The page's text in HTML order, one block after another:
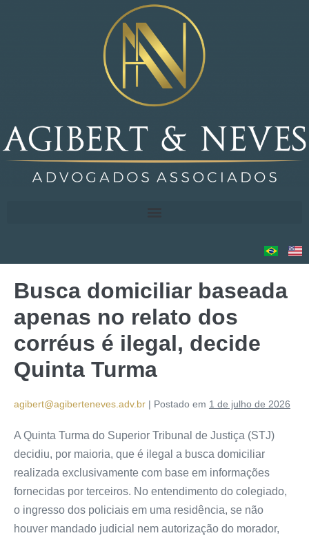
Busca domiciliar baseada
apenas no relato dos
corréus é ilegal, decide
Quinta Turma
agibert@agiberteneves.adv.br | Postado em 1 de julho de 2026
A Quinta Turma do Superior Tribunal de Justiça (STJ)
decidiu, por maioria, que é ilegal a busca domiciliar
realizada exclusivamente com base em informações
fornecidas por terceiros. No entendimento do colegiado,
o ingresso dos policiais em uma residência, se não
houver mandado judicial nem autorização do morador,